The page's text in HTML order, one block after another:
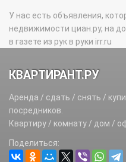
У нас есть объявления,
недвижимости циан.ру, на
в газете из рук в руки irr.ru
КВАРТИРАНТ.РУ
Аренда / сдать / снять /
посредников.
Квартиру / комнату / дом /
Поделиться: